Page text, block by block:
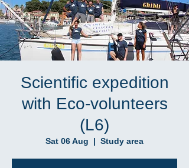
Scientific expedition
with Eco-volunteers
(L6)
Sat 06 Aug
  |
Study area